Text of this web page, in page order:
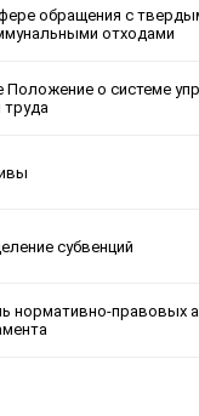
обращения с
отходами
Положение о системе
труда
субвенций
нормативно-правовых